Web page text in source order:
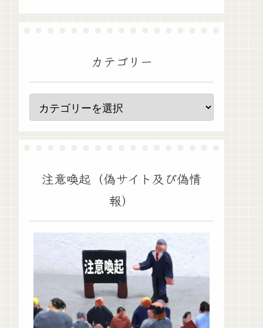
カテゴリー
注意喚起（偽サイト及び偽情
報）